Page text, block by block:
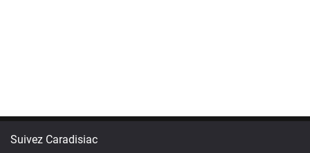
Suivez Caradisiac